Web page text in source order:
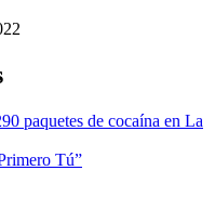
paquetes de cocaína en La
Tú”